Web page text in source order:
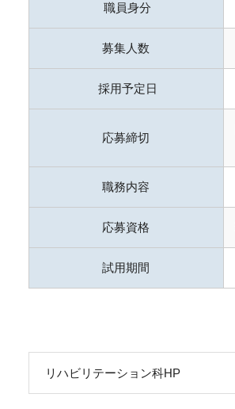
職員身分
募集人数
採用予定日
応募締切
職務内容
応募資格
試用期間
リハビリテーション科HP